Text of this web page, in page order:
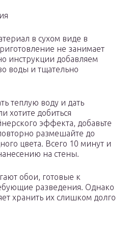
в сухом виде в
не занимает
инструкции добавляем
воды и тщательно
теплую воду и дать
хотите добиться
эффекта, добавьте
размешайте до
цвета. Всего 10 минут и
на стены.
обои, готовые к
разведения. Однако
хранить их слишком долго